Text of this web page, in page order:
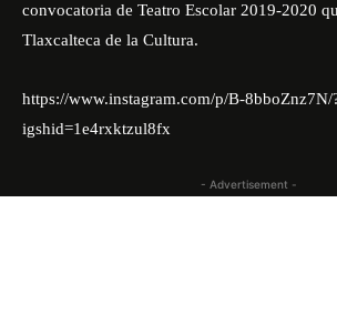
convocatoria de Teatro Escolar 2019-2020
Tlaxcalteca de la Cultura.
https://www.instagram.com/p/B-8bboZnz7N/
igshid=1e4rxktzul8fx
- Advertisement -